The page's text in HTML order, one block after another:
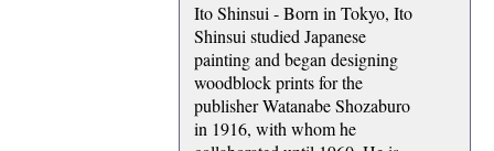
Ito Shinsui - Born in Tokyo, Ito
Shinsui studied Japanese
painting and began designing
woodblock prints for the
publisher Watanabe Shozaburo
in 1916, with whom he